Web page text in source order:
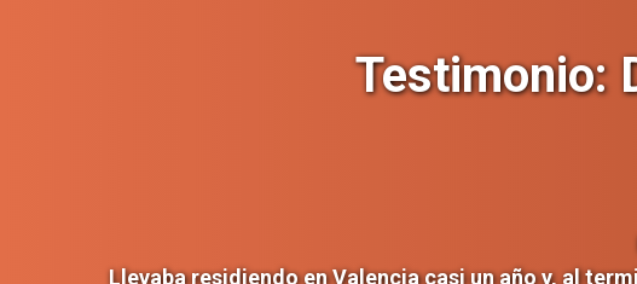
Testimonio:
Llevaba residiendo en Valencia casi un año y, al